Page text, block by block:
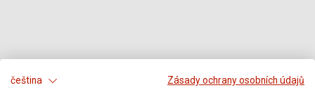
čeština
Zásady ochrany osobních údajů